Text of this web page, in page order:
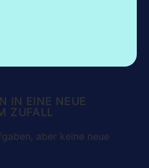
IN EINE NEUE
ZUFALL
aber keine neue